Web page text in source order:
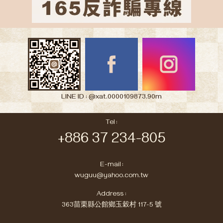
LINE ID : @xat.0000109873.90m
Tel :
+886 37 234-805
E-mail :
wuguu@yahoo.com.tw
Address :
363苗栗縣公館鄉玉穀村 117-5 號